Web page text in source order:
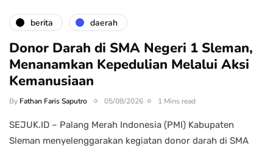
berita daerah
Donor Darah di SMA Negeri 1 Sleman,
Menanamkan Kepedulian Melalui Aksi
Kemanusiaan
By Fathan Faris Saputro 05/08/2026 1 Mins read
SEJUK.ID – Palang Merah Indonesia (PMI) Kabupaten
Sleman menyelenggarakan kegiatan donor darah di SMA